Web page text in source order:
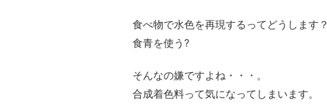
食べ物で水色を再現するってどうします？
食青を使う?
そんなの嫌ですよね・・・。
合成着色料って気になってしまいます。